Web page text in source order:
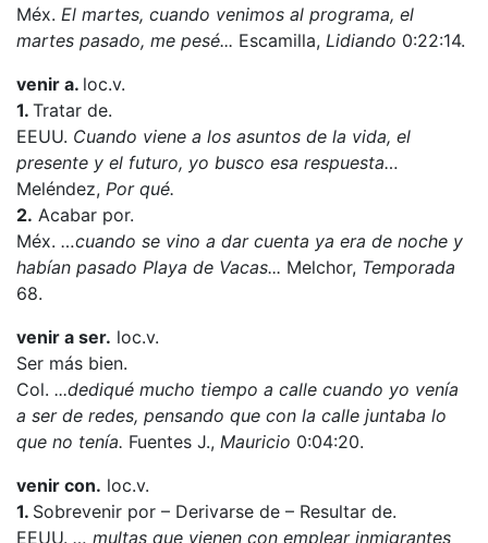
Méx. El martes, cuando venimos al programa, el
martes pasado, me pesé... Escamilla, Lidiando 0:22:14.
venir a. loc.v.
1. Tratar de.
EEUU. Cuando viene a los asuntos de la vida, el
presente y el futuro, yo busco esa respuesta…
Meléndez, Por qué.
2. Acabar por.
Méx. …cuando se vino a dar cuenta ya era de noche y
habían pasado Playa de Vacas... Melchor, Temporada
68.
venir a ser. loc.v.
Ser más bien.
Col. ...dediqué mucho tiempo a calle cuando yo venía
a ser de redes, pensando que con la calle juntaba lo
que no tenía. Fuentes J., Mauricio 0:04:20.
venir con. loc.v.
1. Sobrevenir por – Derivarse de – Resultar de.
EEUU. … multas que vienen con emplear inmigrantes